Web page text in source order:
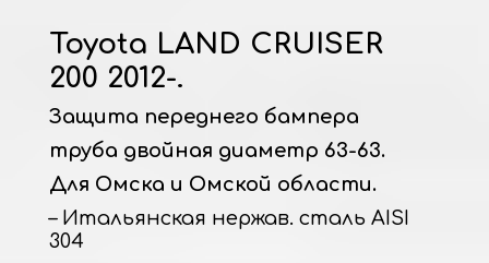
Toyota LAND CRUISER
200 2012-.
Защита переднего бампера
труба двойная диаметр 63-63.
Для Омска и Омской области.
– Итальянская нержав. сталь AISI
304